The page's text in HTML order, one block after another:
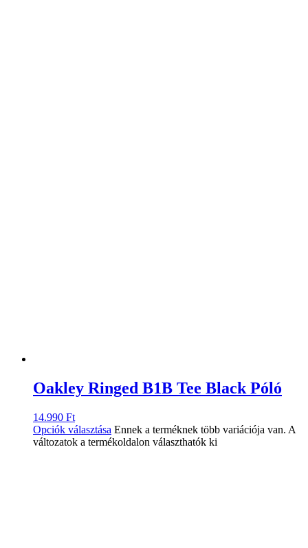
Oakley Ringed B1B Tee Black Póló
14.990 Ft
Opciók választása Ennek a terméknek több variációja van. A
változatok a termékoldalon választhatók ki